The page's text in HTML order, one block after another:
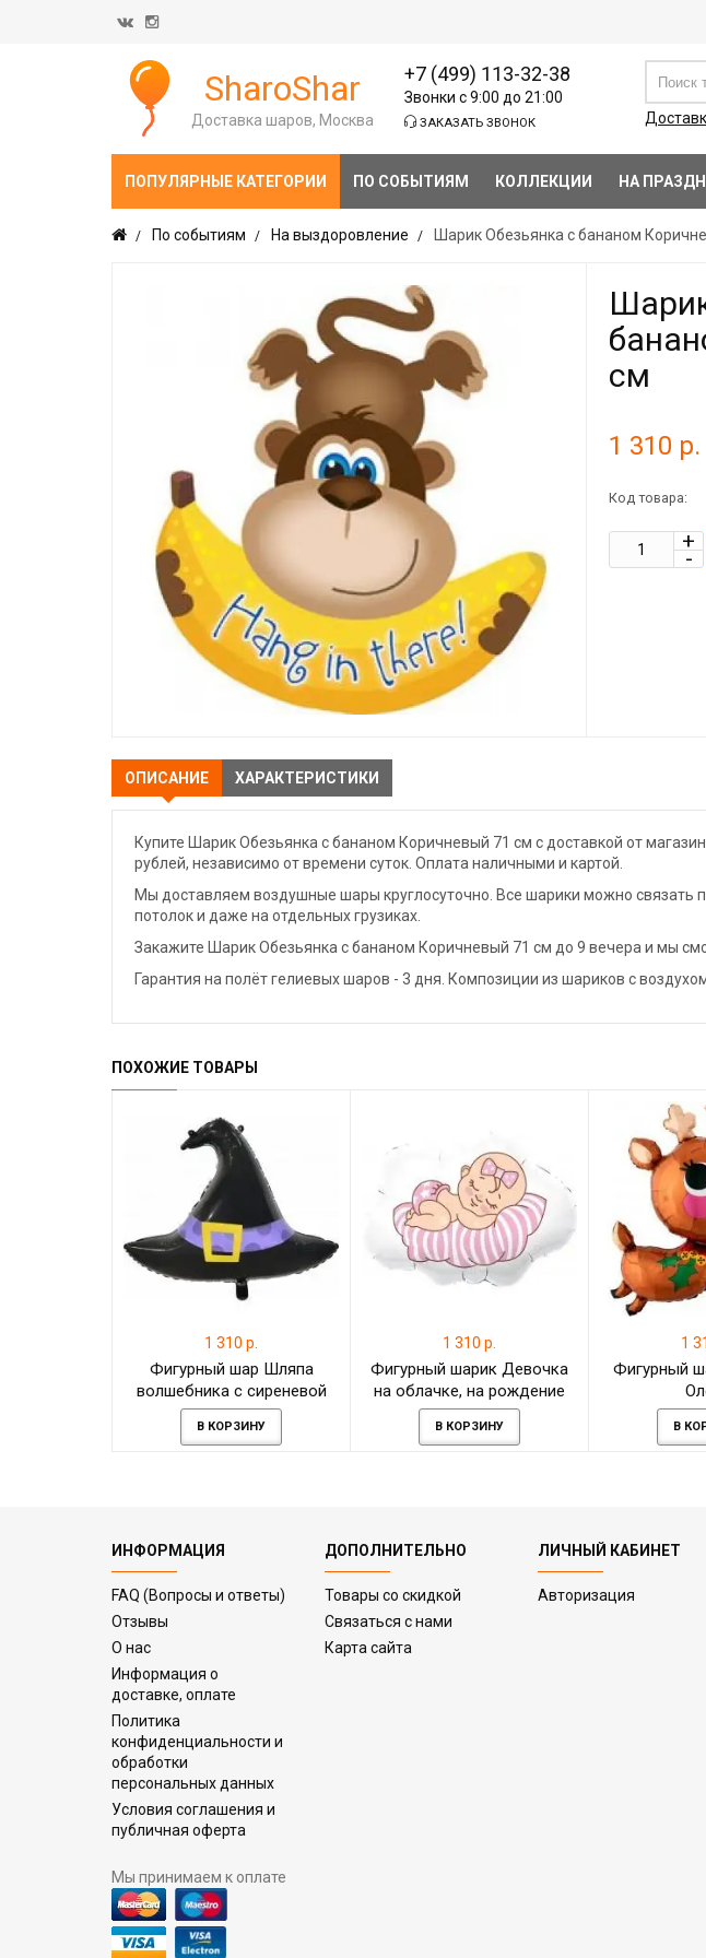
SharoShar
Доставка шаров, Москва
+7 (499) 113-32-38
Звонки с 9:00 до 21:00
ЗАКАЗАТЬ ЗВОНОК
ПОПУЛЯРНЫЕ КАТЕГОРИИ ПО СОБЫТИЯМ КОЛЛЕКЦИИ НА
По событиям На выздоровление Шарик Обезьянка с бананом
см
1 310 р.
Код товара:
ОПИСАНИЕ ХАРАКТЕРИСТИКИ
Купите Шарик Обезьянка с бананом Коричневый 71 см с доставкой от
рублей, независимо от времени суток. Оплата наличными и картой.
Мы доставляем воздушные шары круглосуточно. Все шарики можно связать
потолок и даже на отдельных грузиках.
Закажите Шарик Обезьянка с бананом Коричневый 71 см до 9 вечера и мы
Гарантия на полёт гелиевых шаров - 3 дня. Композиции из шариков с
ПОХОЖИЕ ТОВАРЫ
1 310 р.
Фигурный шар Шляпа
волшебника с сиреневой
ленточкой
В КОРЗИНУ
1 310 р.
Фигурный шарик Девочка
на облачке, на рождение
ребенка
В КОРЗИНУ
1
Фигурный
В
ИНФОРМАЦИЯ
FAQ (Вопросы и ответы)
Отзывы
О нас
Информация о
доставке, оплате
Политика
конфиденциальности и
обработки
персональных данных
Условия соглашения и
публичная оферта
Мы принимаем к оплате
ДОПОЛНИТЕЛЬНО
Товары со скидкой
Связаться с нами
Карта сайта
ЛИЧНЫЙ КАБИНЕТ
Авторизация